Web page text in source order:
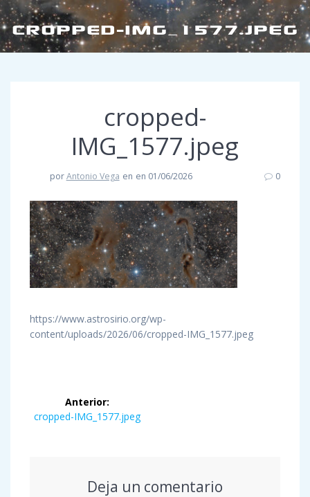
CROPPED-IMG_1577.JPEG
cropped-
IMG_1577.jpeg
porAntonio Vega en en 01/06/2026 0
https://www.astrosirio.org/wp-
content/uploads/2026/06/cropped-IMG_1577.jpeg
Navegación
de
Anterior:
Entrada
cropped-IMG_1577.jpeg
Deja un comentario